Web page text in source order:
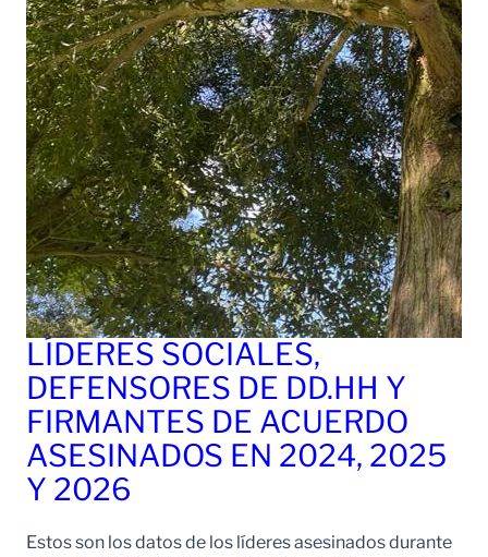
LÍDERES SOCIALES,
DEFENSORES DE DD.HH Y
FIRMANTES DE ACUERDO
ASESINADOS EN 2024, 2025
Y 2026
Estos son los datos de los líderes asesinados durante